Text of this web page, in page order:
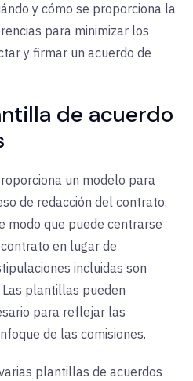
y cómo se proporciona la
para minimizar los
y firmar un acuerdo de
de acuerdo
un modelo para
de redacción del contrato.
modo que puede centrarse
en lugar de
incluidas son
plantillas pueden
para reflejar las
de las comisiones.
plantillas de acuerdos